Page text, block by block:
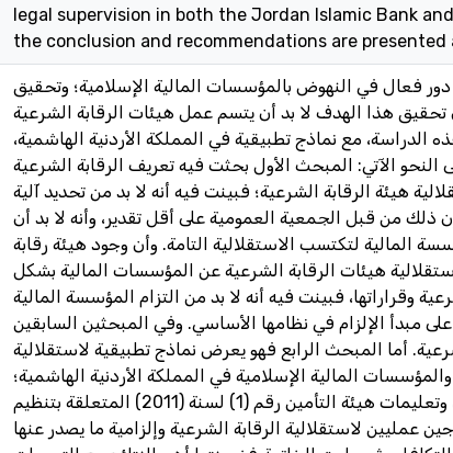
legal supervision in both the Jordan Islamic Bank
the conclusion and recommendations are
دور فعال في النهوض بالمؤسسات المالية الإسلامية؛ وتحقيق
تحقيق هذا الهدف لا بد أن يتسم عمل هيئات الرقابة الشرعية
الدراسة، مع نماذج تطبيقية في المملكة الأردنية الهاشمية،
الآتي: المبحث الأول بحثت فيه تعريف الرقابة الشرعية
هيئة الرقابة الشرعية؛ فبينت فيه أنه لا بد من تحديد آلية
ذلك من قبل الجمعية العمومية على أقل تقدير، وأنه لا بد أن
المالية لتكتسب الاستقلالية التامة. وأن وجود هيئة رقابة
هيئات الرقابة الشرعية عن المؤسسات المالية بشكل
وقراراتها، فبينت فيه أنه لا بد من التزام المؤسسة المالية
مبدأ الإلزام في نظامها الأساسي. وفي المبحثين السابقين
أما المبحث الرابع فهو يعرض نماذج تطبيقية لاستقلالية
المالية الإسلامية في المملكة الأردنية الهاشمية؛
حيث عرضت ما جاء في قانون البنوك الأردني رقم (28) لسنة 2000م، وتعليمات هيئة التأمين رقم (1) لسنة (2011) المتعلقة بتنظيم
عمليين لاستقلالية الرقابة الشرعية وإلزامية ما يصدر عنها